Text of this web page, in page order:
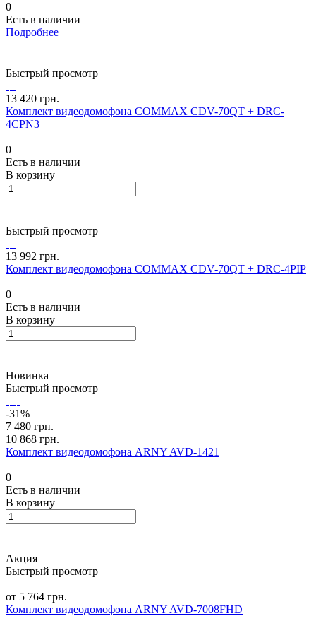
0
Есть в наличии
Подробнее
Быстрый просмотр
13 420 грн.
Комплект видеодомофона COMMAX CDV-70QT + DRC-
4CPN3
0
Есть в наличии
В корзину
Быстрый просмотр
13 992 грн.
Комплект видеодомофона COMMAX CDV-70QT + DRC-4PIP
0
Есть в наличии
В корзину
Новинка
Быстрый просмотр
-31%
7 480 грн.
10 868 грн.
Комплект видеодомофона ARNY AVD-1421
0
Есть в наличии
В корзину
Акция
Быстрый просмотр
от 5 764 грн.
Комплект видеодомофона ARNY AVD-7008FHD